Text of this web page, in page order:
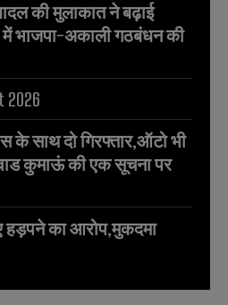
की मुलाकात ने बढ़ाई
भाजपा-अकाली गठबंधन की
2026
के साथ दो गिरफ्तार,ऑटो भी
कुमाऊं की एक सूचना पर
हड़पने का आरोप,मुकदमा